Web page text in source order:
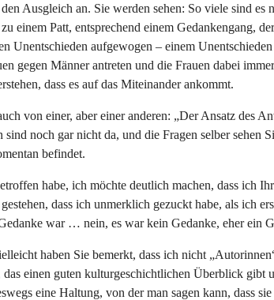
Ausgleich an. Sie werden sehen: So viele sind es
Patt, entsprechend einem Gedankengang,
aufgewogen – einem
gegen Männer antreten und die Frauen dabei
dass es auf das Miteinander ankommt.
von einer, aber einer anderen: „Der Ansatz des
noch gar nicht da, und die Fragen selber sehen
befindet.
habe, ich möchte deutlich machen, dass ich
dass ich unmerklich gezuckt habe, als ich
war … nein, es war kein Gedanke, eher ein
haben Sie bemerkt, dass ich nicht
einen guten kulturgeschichtlichen Überblick gibt
eine Haltung, von der man sagen kann, dass